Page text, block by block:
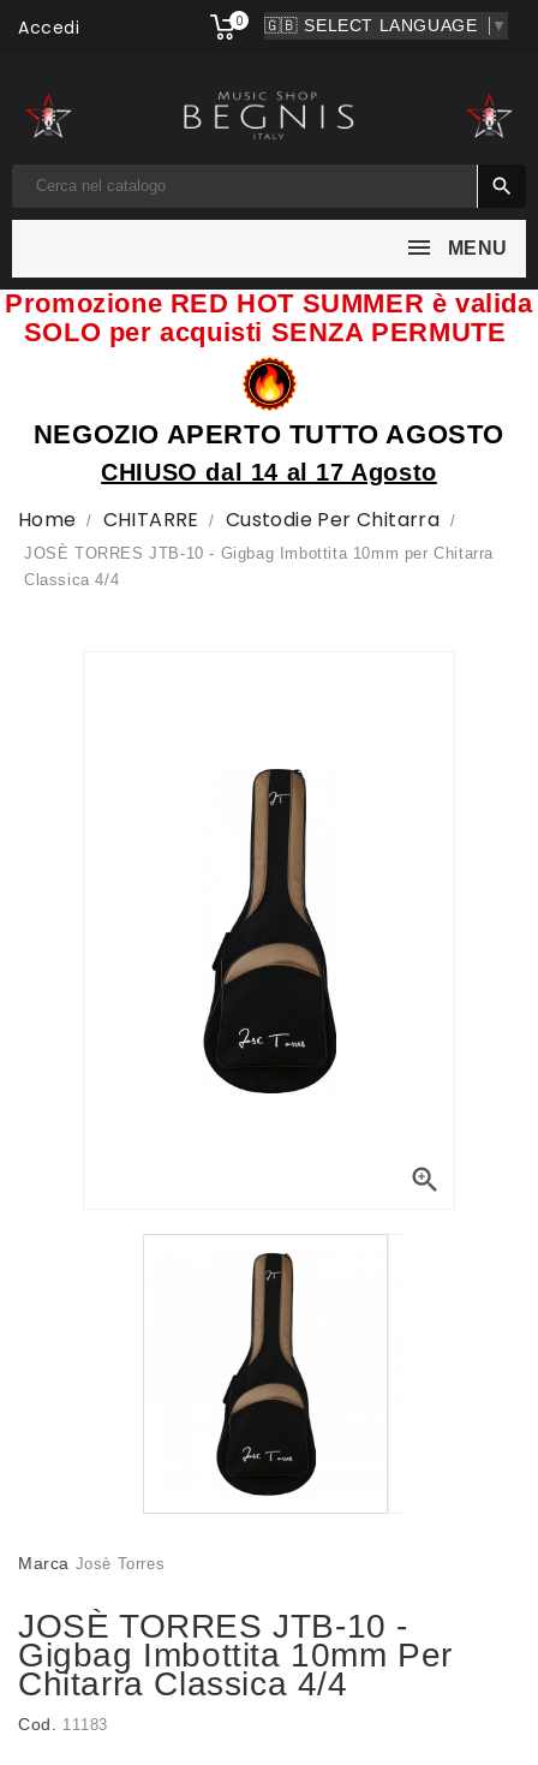
▼
Accedi 0

MENU
Promozione RED HOT SUMMER è valida
SOLO per acquisti SENZA PERMUTE
NEGOZIO APERTO TUTTO AGOSTO
CHIUSO dal 14 al 17 Agosto
Home CHITARRE Custodie Per Chitarra
JOSÈ TORRES JTB-10 - Gigbag Imbottita 10mm per Chitarra
Classica 4/4

Marca Josè Torres
JOSÈ TORRES JTB-10 -
Gigbag Imbottita 10mm Per
Chitarra Classica 4/4
Cod. 11183